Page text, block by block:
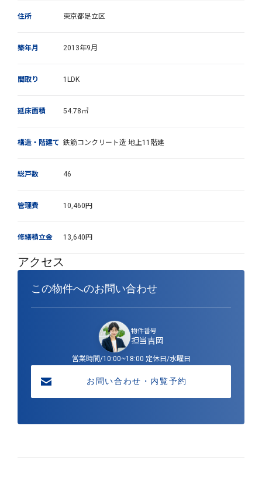
住所 東京都足立区
築年月 2013年9月
間取り 1LDK
延床面積 54.78㎡
構造・階建て 鉄筋コンクリート造 地上11階建
総戸数 46
管理費 10,460円
修繕積立金 13,640円
アクセス
この物件へのお問い合わせ
物件番号
担当吉岡
営業時間/10:00~18:00 定休日/水曜日
お問い合わせ・内覧予約